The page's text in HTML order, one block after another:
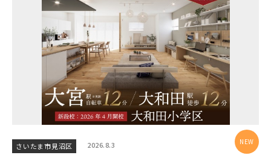
練馬区(2) 足立区(0)
葛飾区(2)
江戸川区(1)
東久留米市(2)
物件を検索する
さいたま市見沼区 2026.8.3